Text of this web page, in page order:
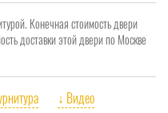
Конечная стоимость двери
доставки этой двери по Москве
↓ Видео